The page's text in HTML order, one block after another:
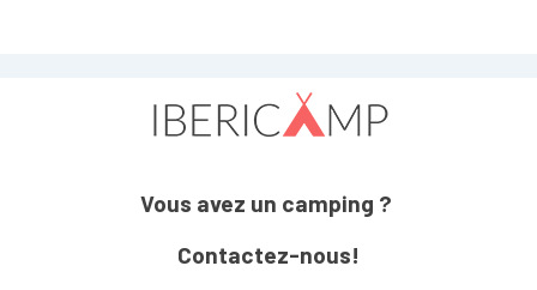
Vous avez un camping ?
Contactez-nous!